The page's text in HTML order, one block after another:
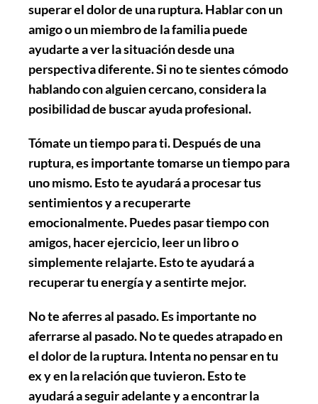
superar el dolor de una ruptura. Hablar con un
amigo o un miembro de la familia puede
ayudarte a ver la situación desde una
perspectiva diferente. Si no te sientes cómodo
hablando con alguien cercano, considera la
posibilidad de buscar ayuda profesional.
Tómate un tiempo para ti. Después de una
ruptura, es importante tomarse un tiempo para
uno mismo. Esto te ayudará a procesar tus
sentimientos y a recuperarte
emocionalmente. Puedes pasar tiempo con
amigos, hacer ejercicio, leer un libro o
simplemente relajarte. Esto te ayudará a
recuperar tu energía y a sentirte mejor.
No te aferres al pasado. Es importante no
aferrarse al pasado. No te quedes atrapado en
el dolor de la ruptura. Intenta no pensar en tu
ex y en la relación que tuvieron. Esto te
ayudará a seguir adelante y a encontrar la